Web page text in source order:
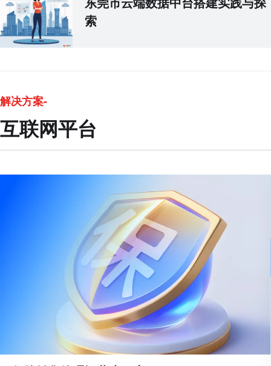
索
解决方案-
互联网平台